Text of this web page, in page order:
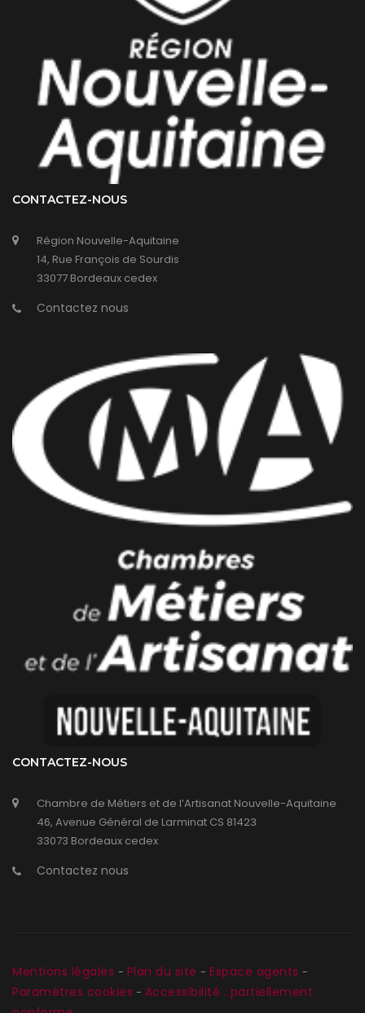
CONTACTEZ-NOUS
Région Nouvelle-Aquitaine
14, Rue François de Sourdis
33077 Bordeaux cedex
Contactez nous
CONTACTEZ-NOUS
Chambre de Métiers et de l’Artisanat Nouvelle-Aquitaine
46, Avenue Général de Larminat CS 81423
33073 Bordeaux cedex
Contactez nous
Mentions légales - Plan du site - Espace agents -
Paramètres cookies - Accessibilité : partiellement